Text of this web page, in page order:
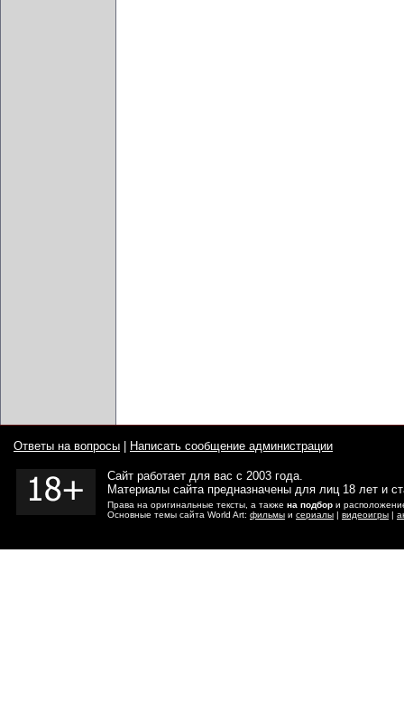
Ответы на вопросы Написать сообщение администрации
Сайт работает для вас с 2003 года.
Материалы сайта предназначены для лиц 18 лет и
Права на оригинальные тексты, а также на подбор и
Основные темы сайта World Art: фильмы и сериалы | видеоигры |